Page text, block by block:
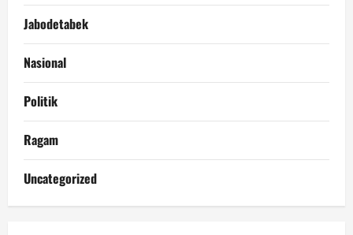
Jabodetabek
Nasional
Politik
Ragam
Uncategorized